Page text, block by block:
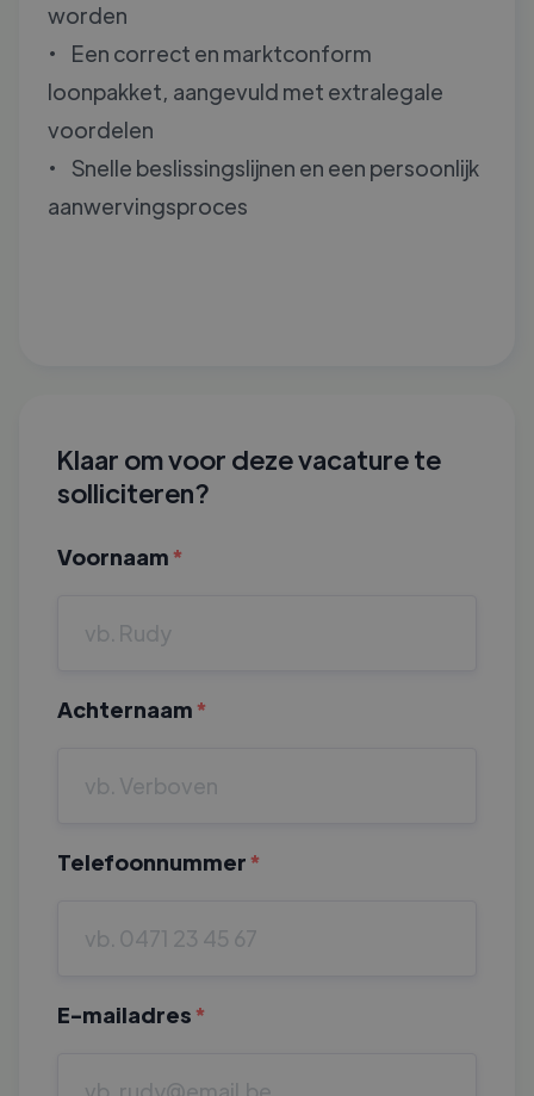
worden
• Een correct en marktconform
loonpakket, aangevuld met extralegale
voordelen
• Snelle beslissingslijnen en een persoonlijk
aanwervingsproces
Klaar om voor deze vacature te
solliciteren?
Voornaam *
Achternaam *
Telefoonnummer *
E-mailadres *